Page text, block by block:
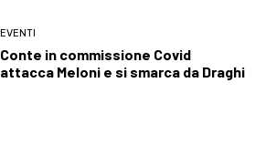
EVENTI
Conte in commissione Covid
attacca Meloni e si smarca da Draghi